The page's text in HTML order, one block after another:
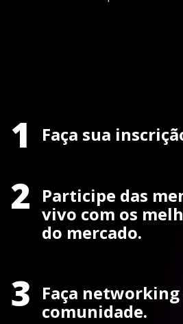
1 Faça sua
2
Participe das
vivo com os
do mercado.
3
Faça
comunidade.